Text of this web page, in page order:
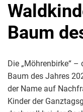
Baum
Die „Möhrenbirke“
Baum des Jahres
der Name auf
Kinder der